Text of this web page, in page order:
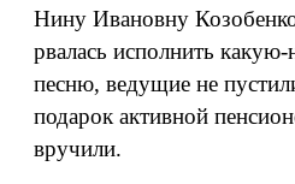
Нину Ивановну
рвалась исполнить
песню, ведущие не
подарок активной
вручили.